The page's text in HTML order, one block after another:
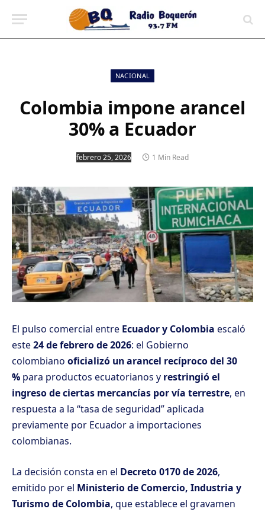
NACIONAL
Colombia impone arancel
30% a Ecuador
febrero 25, 2026 1 Min Read
El pulso comercial entre Ecuador y Colombia escaló
este24 de febrero de 2026: el Gobierno
colombiano oficializó un arancel recíproco del 30
% para productos ecuatorianos y restringió el
ingreso de ciertas mercancías por vía terrestre, en
respuesta a la “tasa de seguridad” aplicada
previamente por Ecuador a importaciones
colombianas.
La decisión consta en el Decreto 0170 de 2026,
emitido por el Ministerio de Comercio, Industria y
Turismo de Colombia, que establece el gravamen